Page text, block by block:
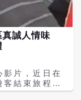
車燈的強光
以判斷周遭
的頂級掠食
觀察，而非
性情溫馴，
，仍可能引
最安全的做
虎後，先是
幼虎身體及
出現撕咬、拍
大型貓科動
的育幼本
理臍帶，而
的態度。園
真誠人情味
片，近日在
結束旅程準
一隻戴著小帽